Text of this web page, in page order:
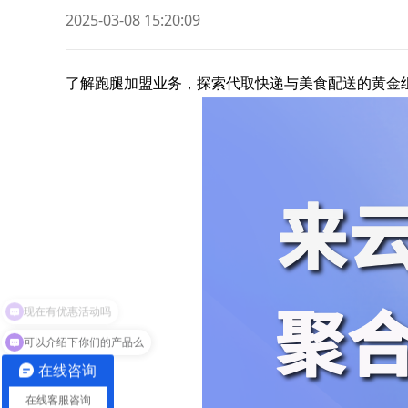
2025-03-08 15:20:09
了解跑腿加盟业务，探索代取快递与美食配送的黄金
在线咨询
在线客服咨询
可以介绍下你们的产品么